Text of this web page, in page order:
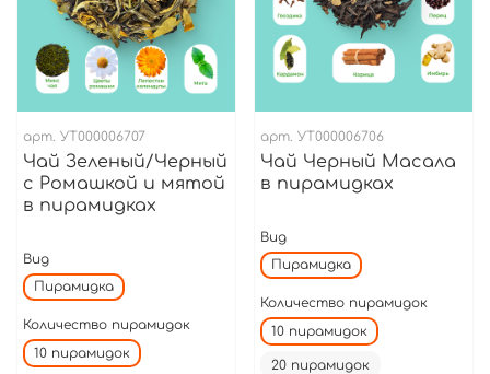
арт. УТ000006707
Чай Зеленый/Черный
с Ромашкой и мятой
в пирамидках
Вид
Пирамидка
Количество пирамидок
10 пирамидок
арт. УТ000006706
Чай Черный Масала
в пирамидках
Вид
Пирамидка
Количество пирамидок
10 пирамидок
20 пирамидок